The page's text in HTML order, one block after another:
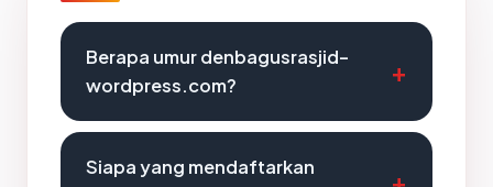
Berapa umur denbagusrasjid-
wordpress.com?
Siapa yang mendaftarkan